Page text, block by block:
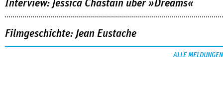
Interview: Jessica Chastain über »Dreams«
Filmgeschichte: Jean Eustache
ALLE MELDUNGEN